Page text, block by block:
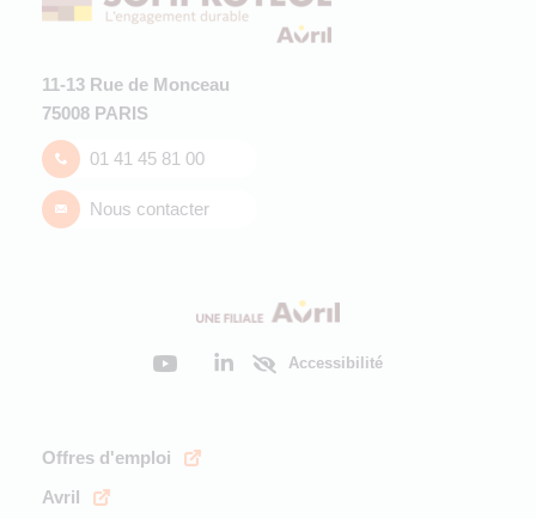
11-13 Rue de Monceau
75008 PARIS
01 41 45 81 00
Nous contacter
Accessibilité
Offres d'emploi
Avril